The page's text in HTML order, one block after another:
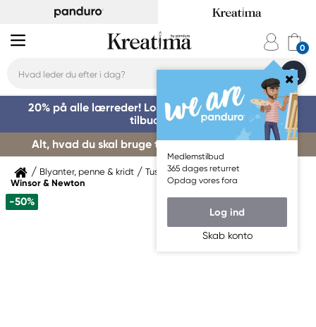
Medlemstilbud
365 dages returret
Opdag vores fora
Log ind
Skab konto
20% på alle lærreder! Log på for at benytte dig af
tilbuddet »
Alt, hvad du skal bruge til kursusstart – køb her »
Blyanter, penne & kridt
Tuschpenne & markers
Winsor & Newton
-50%